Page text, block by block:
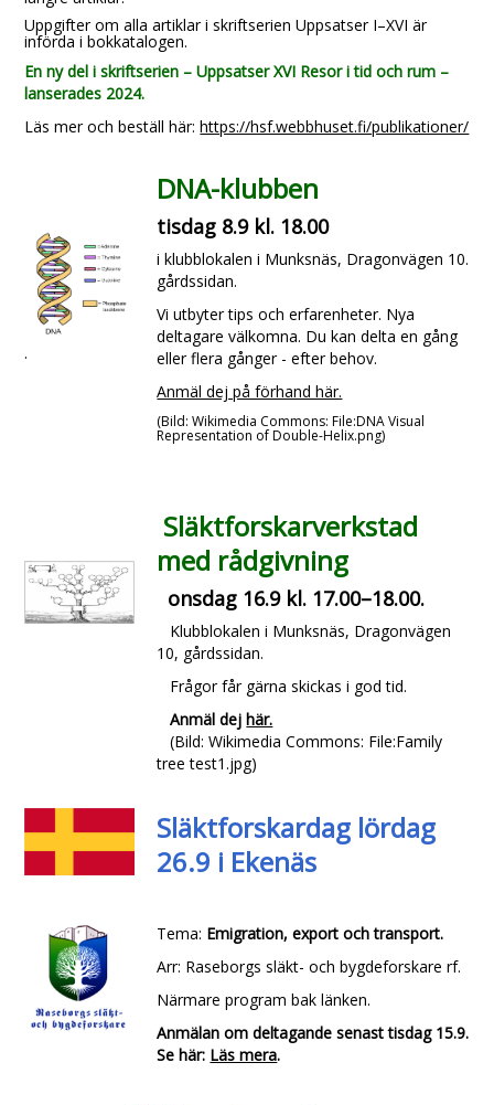
Uppgifter om alla artiklar i skriftserien Uppsatser I–XVI är
införda i bokkatalogen.
En ny del i skriftserien – Uppsatser XVI Resor i tid och rum –
lanserades 2024.
Läs mer och beställ här:https://hsf.webbhuset.fi/publikationer/
.
DNA-klubben
tisdag 8.9 kl. 18.00
i klubblokalen i Munksnäs, Dragonvägen 10.
gårdssidan.
Vi utbyter tips och erfarenheter. Nya
deltagare välkomna. Du kan delta en gång
eller flera gånger - efter behov.
Anmäl dej på förhand här.
(Bild: Wikimedia Commons: File:DNA Visual
Representation of Double-Helix.png)
Släktforskarverkstad
med rådgivning
onsdag 16.9 kl. 17.00–18.00.
Klubblokalen i Munksnäs, Dragonvägen
10, gårdssidan.
Frågor får gärna skickas i god tid.
Anmäl dejhär.
(Bild: Wikimedia Commons: File:Family
tree test1.jpg)
Släktforskardag lördag
26.9 i Ekenäs
Tema: Emigration, export och transport.
Arr: Raseborgs släkt- och bygdeforskare rf.
Närmare program bak länken.
Anmälan om deltagande senast tisdag 15.9.
Se här: Läs mera.